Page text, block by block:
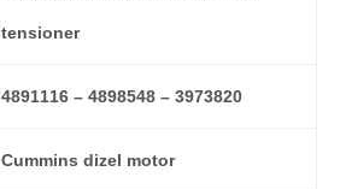
tensioner
4891116 – 4898548 – 3973820
Cummins dizel motor